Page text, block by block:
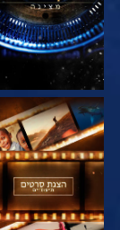
בדוק את הסדרה